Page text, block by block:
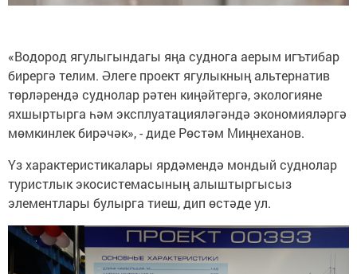
«Водород ягулыгындагы яңа суднога аерым игътибар
бирергә телим. Әлеге проект ягулыкның альтернатив
төрләрендә суднолар рәтен киңәйтергә, экологияне
яхшыртырга һәм эксплуатацияләгәндә экономияләргә
мөмкинлек бирәчәк», - диде Рөстәм Миңнеханов.
Үз характеристикалары ярдәмендә мондый суднолар
туристлык экосистемасының алыштыргысыз
элементлары булырга тиеш, дип өстәде ул.